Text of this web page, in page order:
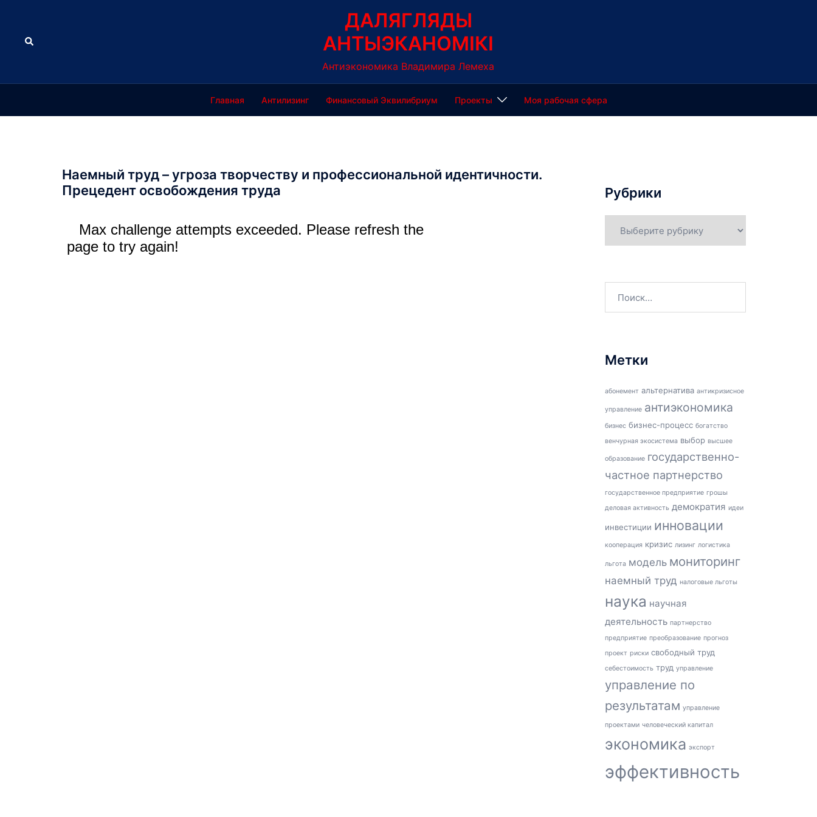
содержимому
Поиск
ДАЛЯГЛЯДЫ
АНТЫЭКАНОМІКІ
Антиэкономика Владимира Лемеха
Главная Антилизинг Финансовый Эквилибриум Проекты Моя рабочая сфера
Наемный труд – угроза творчеству и профессиональной идентичности.
Прецедент освобождения труда
Рубрики
Метки
абонемент альтернатива антикризисное
управление антиэкономика
бизнес бизнес-процесс богатство
венчурная экосистема выбор высшее
образование государственно-
частное партнерство
государственное предприятие грошы
деловая активность демократия идеи
инвестиции инновации
кооперация кризис лизинг логистика
льгота модель мониторинг
наемный труд налоговые льготы
наука научная
деятельность партнерство
предприятие преобразование прогноз
проект риски свободный труд
себестоимость труд управление
управление по
результатам управление
проектами человеческий капитал
экономика экспорт
эффективность